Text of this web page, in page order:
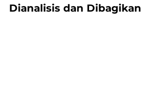
Dianalisis dan Dibagikan